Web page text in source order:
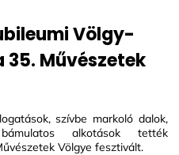
Völgy-
Művészetek
szívbe markoló dalok,
alkotások tették
Völgye fesztivált.